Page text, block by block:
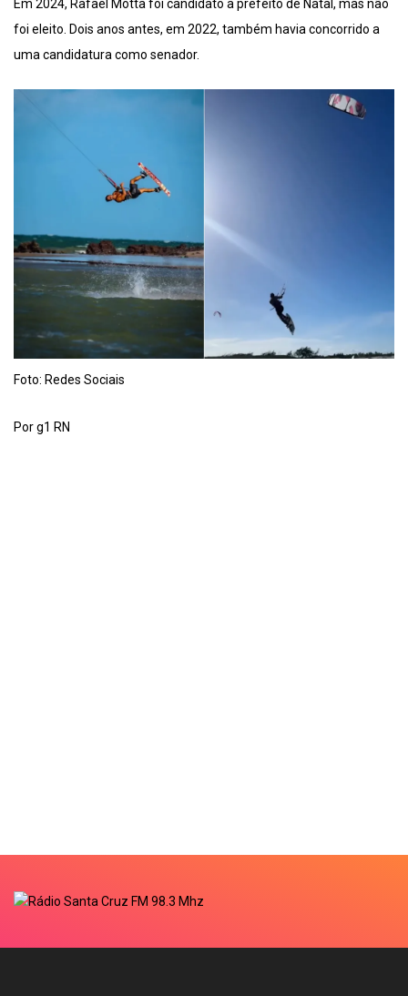
Em 2024, Rafael Motta foi candidato a prefeito de Natal, mas não
foi eleito. Dois anos antes, em 2022, também havia concorrido a
uma candidatura como senador.
Foto: Redes Sociais
Por g1 RN